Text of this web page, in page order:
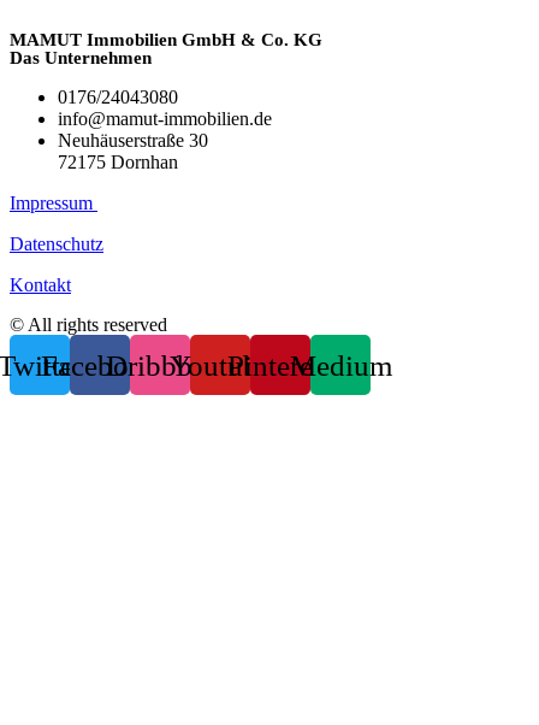
MAMUT Immobilien GmbH & Co. KG
Das Unternehmen
0176/24043080
info@mamut-immobilien.de
Neuhäuserstraße 30
72175 Dornhan
Impressum
Datenschutz
Kontakt
© All rights reserved
FacebookDribbbleYoutubePinterestMedium